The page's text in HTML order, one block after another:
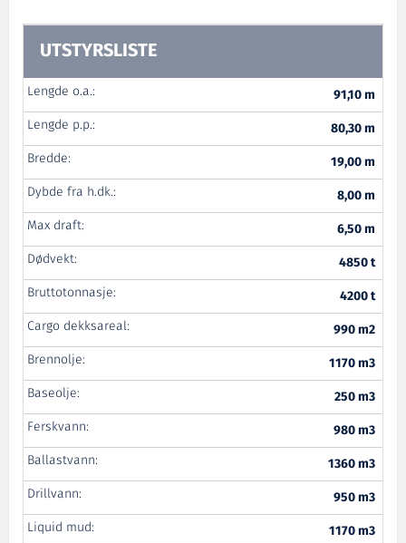
UTSTYRSLISTE
Lengde o.a.:
91,10 m
Lengde p.p.:
80,30 m
Bredde:
19,00 m
Dybde fra h.dk.:
8,00 m
Max draft:
6,50 m
Dødvekt:
4850 t
Bruttotonnasje:
4200 t
Cargo dekksareal:
990 m2
Brennolje:
1170 m3
Baseolje:
250 m3
Ferskvann:
980 m3
Ballastvann:
1360 m3
Drillvann:
950 m3
Liquid mud:
1170 m3